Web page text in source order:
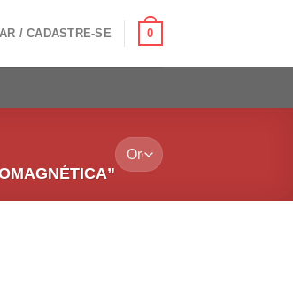
/ CADASTRE-SE 0